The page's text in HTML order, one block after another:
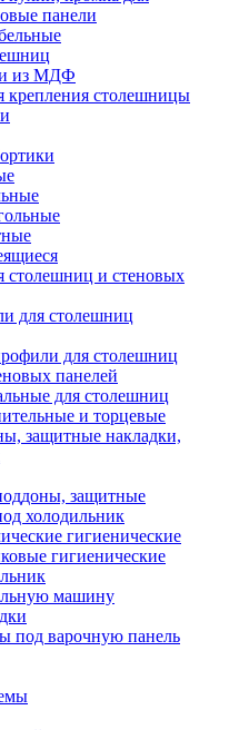
панели
из МДФ
столешницы
столешниц и стеновых
для столешниц
для столешниц
панелей
для столешниц
и торцевые
защитные накладки,
защитные
холодильник
гигиенические
гигиенические
машину
под варочную панель